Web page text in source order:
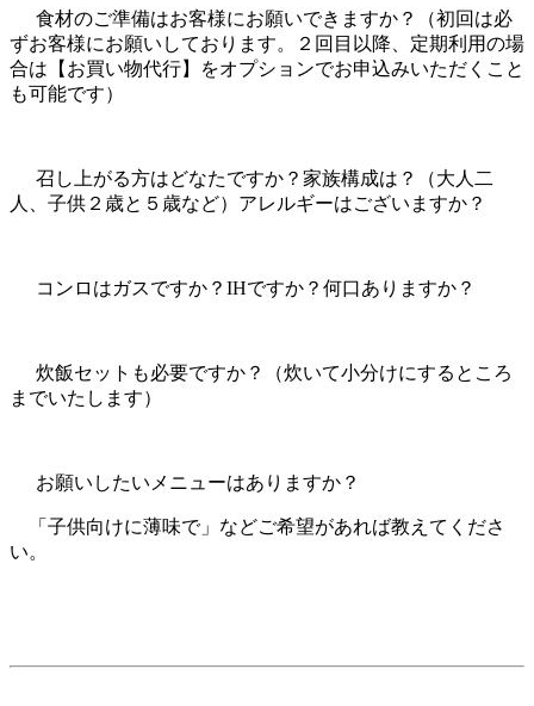
食材のご準備はお客様にお願いできますか？（初回は必
ずお客様にお願いしております。２回目以降、定期利用の場
合は【お買い物代行】をオプションでお申込みいただくこと
も可能です）
召し上がる方はどなたですか？家族構成は？（大人二
人、子供２歳と５歳など）アレルギーはございますか？
コンロはガスですか？IHですか？何口ありますか？
炊飯セットも必要ですか？（炊いて小分けにするところ
までいたします）
お願いしたいメニューはありますか？
「子供向けに薄味で」などご希望があれば教えてくださ
い。